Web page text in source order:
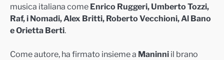
musica italiana come Enrico Ruggeri, Umberto Tozzi,
Raf, i Nomadi, Alex Britti, Roberto Vecchioni, Al Bano
e Orietta Berti.
Come autore, ha firmato insieme a Maninni il brano